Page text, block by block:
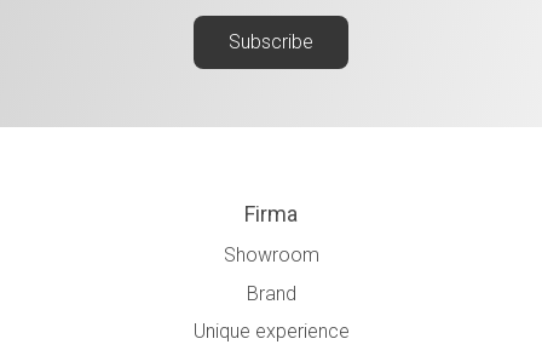
Firma
Showroom
Brand
Unique experience